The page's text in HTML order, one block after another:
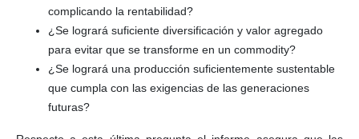
complicando la rentabilidad?
¿Se logrará suficiente diversificación y valor agregado
para evitar que se transforme en un commodity?
¿Se logrará una producción suficientemente sustentable
que cumpla con las exigencias de las generaciones
futuras?